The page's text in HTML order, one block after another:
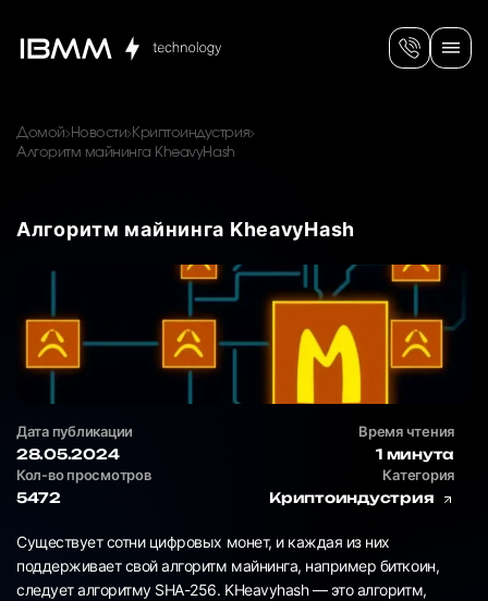
Домой Новости Криптоиндустрия
Алгоритм майнинга KheavyHash
Алгоритм майнинга KheavyHash
Дата публикации
28.05.2024
Время чтения
1 минута
Кол-во просмотров
5472
Категория
Криптоиндустрия
Существует сотни цифровых монет, и каждая из них
поддерживает свой алгоритм майнинга, например биткоин,
следует алгоритму SHA-256. KHeavyhash — это алгоритм,